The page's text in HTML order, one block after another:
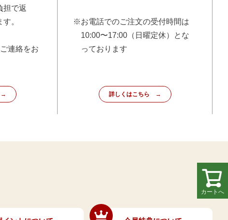
カートへ
担で返
。
連絡をお
※お電話でのご注文の受付時間は
10:00〜17:00（日曜定休）とな
っております
詳しくはこちら